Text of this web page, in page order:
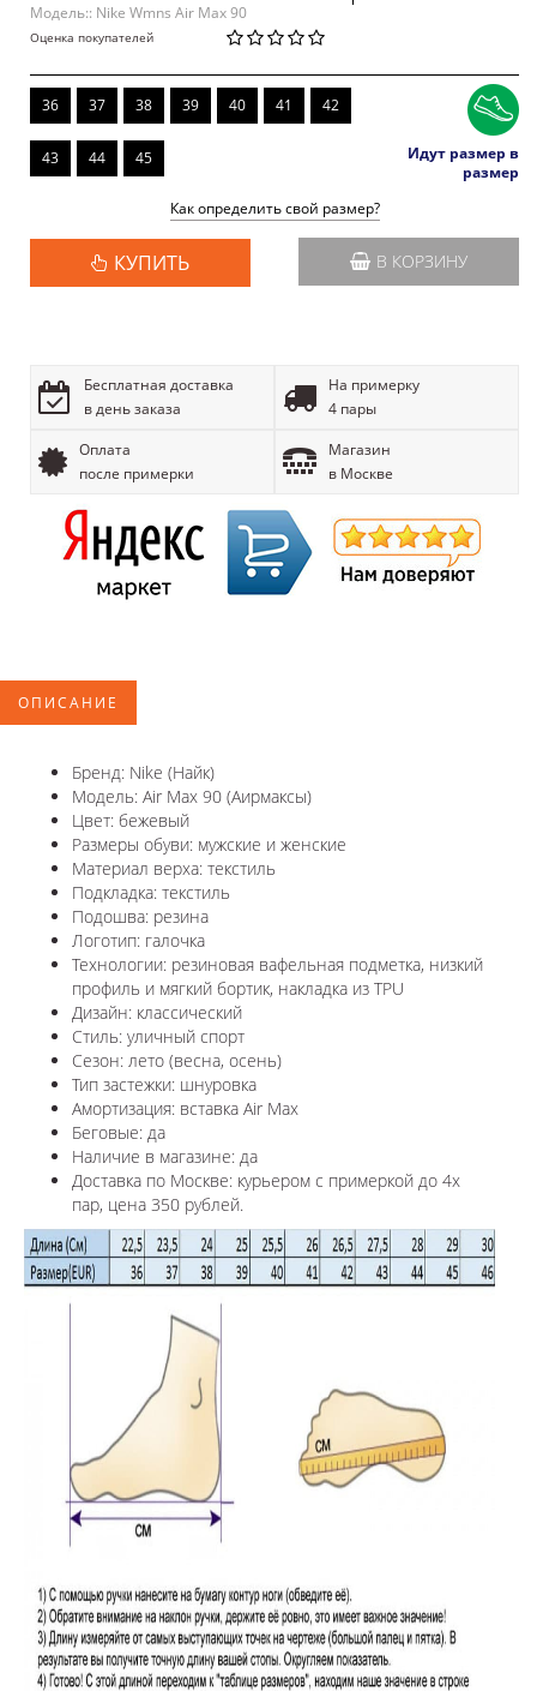
Модель:: Nike Wmns Air Max 90
Оценка покупателей
36 37 38 39 40 41 42
43 44 45
Идут размер в
размер
Как определить свой размер?
КУПИТЬ В КОРЗИНУ
Бесплатная доставка
в день заказа
На примерку
4 пары
Оплата
после примерки
Магазин
в Москве
ОПИСАНИЕ
Бренд: Nike (Найк)
Модель: Air Max 90 (Аирмаксы)
Цвет: бежевый
Размеры обуви: мужские и женские
Материал верха: текстиль
Подкладка: текстиль
Подошва: резина
Логотип: галочка
Технологии: резиновая вафельная подметка, низкий
профиль и мягкий бортик, накладка из TPU
Дизайн: классический
Стиль: уличный спорт
Сезон: лето (весна, осень)
Тип застежки: шнуровка
Амортизация: вставка Air Max
Беговые: да
Наличие в магазине: да
Доставка по Москве: курьером с примеркой до 4х
пар, цена 350 рублей.